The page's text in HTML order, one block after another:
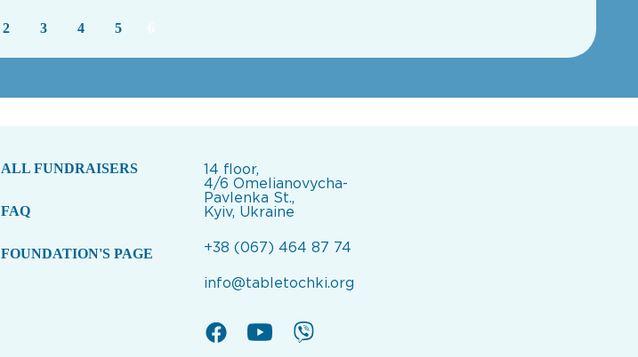
2 3 4 5
ALL FUNDRAISERS
FAQ
FOUNDATION'S PAGE
14 floor,
4/6 Omelianovycha-
Pavlenka St.,
Kyiv, Ukraine
+38 (067) 464 87 74
info@tabletochki.org